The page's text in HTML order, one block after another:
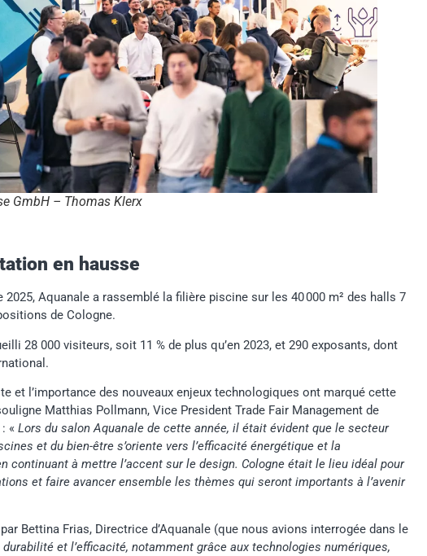
GmbH – Thomas Klerx
en hausse
2025, Aquanale a rassemblé la filière piscine sur les 40 000 m² des halls 7
de Cologne.
28 000 visiteurs, soit 11 % de plus qu’en 2023, et 290 exposants, dont
et l’importance des nouveaux enjeux technologiques ont marqué cette
Matthias Pollmann, Vice President Trade Fair Management de
« Lors du salon Aquanale de cette année, il était évident que le secteur
et du bien-être s’oriente vers l’efficacité énergétique et la
continuant à mettre l’accent sur le design. Cologne était le lieu idéal pour
et faire avancer ensemble les thèmes qui seront importants à l’avenir
Bettina Frias, Directrice d’Aquanale (que nous avions interrogée dans le
durabilité et l’efficacité, notamment grâce aux technologies numériques,